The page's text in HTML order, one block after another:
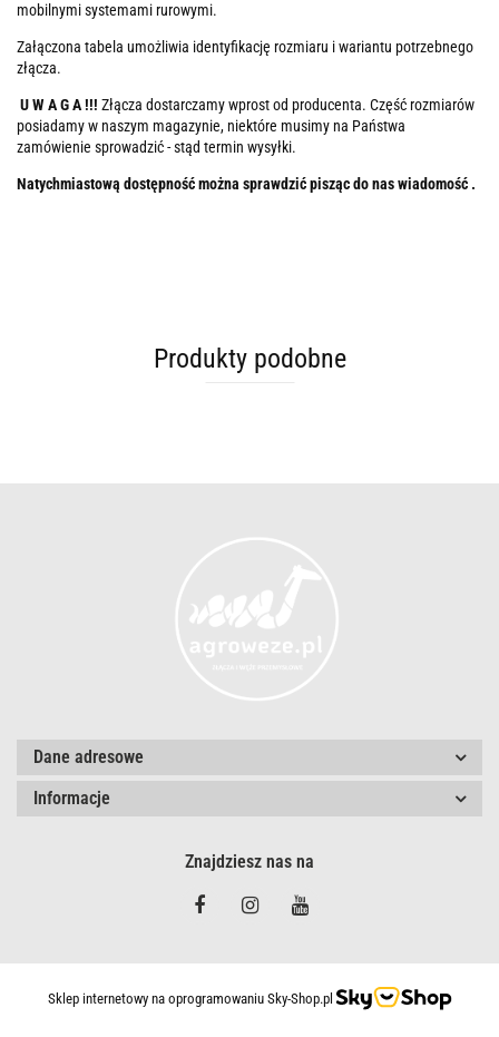
mobilnymi systemami rurowymi.
Załączona tabela umożliwia identyfikację rozmiaru i wariantu potrzebnego
złącza.
U W A G A !!! Złącza dostarczamy wprost od producenta. Część rozmiarów
posiadamy w naszym magazynie, niektóre musimy na Państwa
zamówienie sprowadzić - stąd termin wysyłki.
Natychmiastową dostępność można sprawdzić pisząc do nas wiadomość .
Produkty podobne
Dane adresowe
Informacje
Znajdziesz nas na
Sklep internetowy na oprogramowaniu Sky-Shop.pl